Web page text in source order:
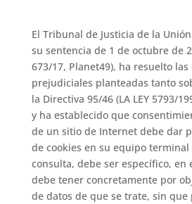
El Tribunal de Justicia de la Unión
su sentencia de 1 de octubre de
673/17, Planet49), ha resuelto las
prejudiciales planteadas tanto
la Directiva 95/46 (LA LEY 5793/
y ha establecido que
de un sitio de Internet debe dar
de cookies en su equipo
consulta, debe ser específico, en
debe tener concretamente por
de datos de que se trate, sin